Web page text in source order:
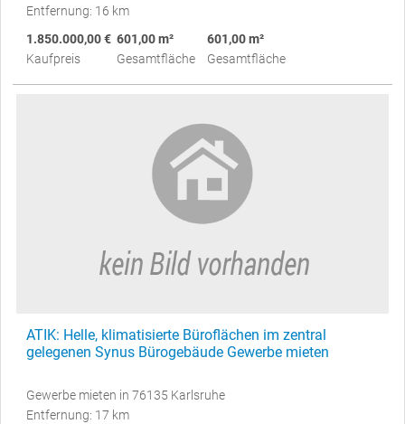
Entfernung: 16 km
1.850.000,00 €
Kaufpreis
601,00 m²
Gesamtfläche
601,00 m²
Gesamtfläche
ATIK: Helle, klimatisierte Büroflächen im zentral
gelegenen Synus Bürogebäude Gewerbe mieten
Gewerbe mieten in 76135 Karlsruhe
Entfernung: 17 km